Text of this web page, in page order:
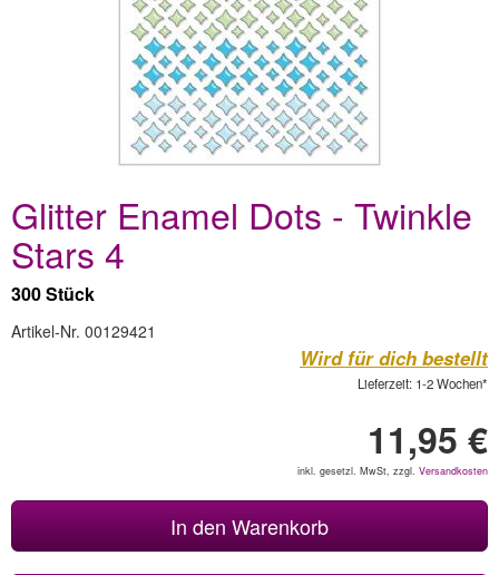
Glitter Enamel Dots - Twinkle
Stars 4
300 Stück
Artikel-Nr. 00129421
Wird für dich bestellt
Lieferzeit: 1-2 Wochen*
11,95 €
inkl. gesetzl. MwSt, zzgl. Versandkosten
In den Warenkorb